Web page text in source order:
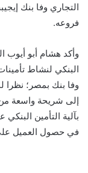
التجاري وفا بنك
فروعه.
وأكد هشام أبو أيوب
البنكي لنشاط
وفا بنك بمصر؛ نظرا
إلى شريحة واسعة من
بآلية التأمين
في حصول العميل على